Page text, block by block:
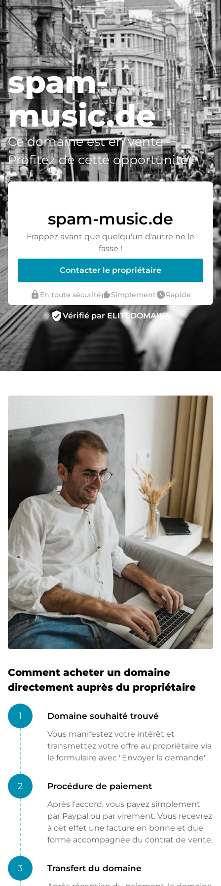
spam-
music.de
Ce domaine est en vente -
Profitez de cette opportunité !
spam-music.de
Frappez avant que quelqu'un d'autre ne le
fasse !
Contacter le propriétaire
lock En toute sécuritéthumb_up_altSimplementwatch_laterRapide
verified_userVérifié par ELITEDOMAINS
Comment acheter un domaine
directement auprès du propriétaire
1 Domaine souhaité trouvé
Vous manifestez votre intérêt et
transmettez votre offre au propriétaire via
le formulaire avec "Envoyer la demande".
2 Procédure de paiement
Après l'accord, vous payez simplement
par Paypal ou par virement. Vous recevrez
à cet effet une facture en bonne et due
forme accompagnée du contrat de vente.
3 Transfert du domaine